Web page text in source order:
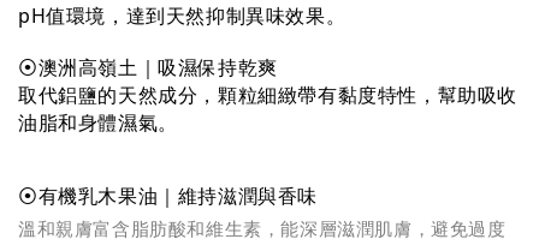
pH值環境，達到天然抑制異味效果。
⦿澳洲高嶺土｜吸濕保持乾爽
取代鋁鹽的天然成分，顆粒細緻帶有黏度特性，幫助吸收
油脂和身體濕氣。
⦿有機乳木果油｜維持滋潤與香味
溫和親膚富含脂肪酸和維生素，能深層滋潤肌膚，避免過度